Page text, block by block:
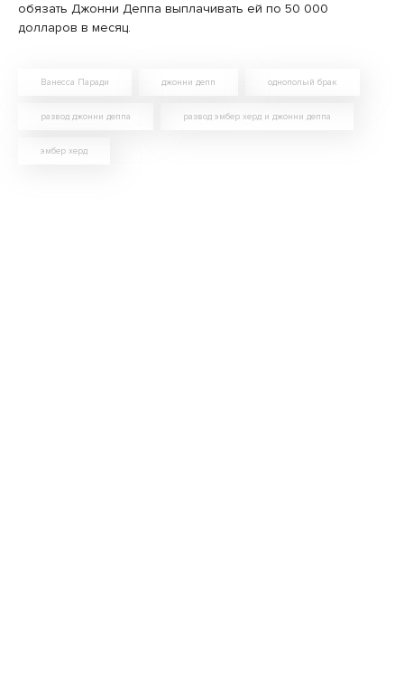
обязать Джонни Деппа выплачивать ей по 50 000
долларов в месяц.
Ванесса Паради джонни депп однополый брак
развод джонни деппа развод эмбер херд и джонни деппа
эмбер херд